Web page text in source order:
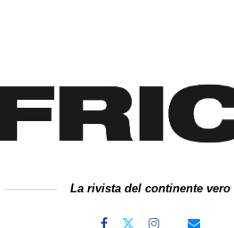
La rivista del continente vero